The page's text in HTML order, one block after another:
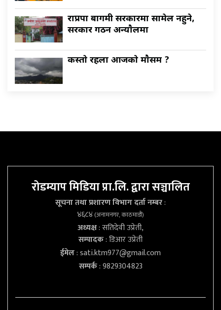
राप्रपा बागमी सरकारमा सामेल नहुने,
सरकार गठन अन्याैलमा
कस्ताे रहला आजकाे माैसम ?
रोडम्याप मिडिया प्रा.लि. द्वारा सञ्चालित
सूचना तथा प्रशारण विभाग दर्ता नम्बर:
४६८४(अनामनगर, काठमाडौं)
अध्यक्ष: सतिदेवी उप्रेती,
सम्पादक: डिआर उप्रेती
ईमेल:sati.ktm977@gmail.com
सम्पर्क: 9829304823